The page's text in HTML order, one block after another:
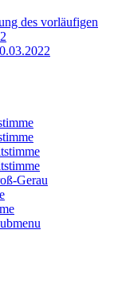
des vorläufigen
Gerau